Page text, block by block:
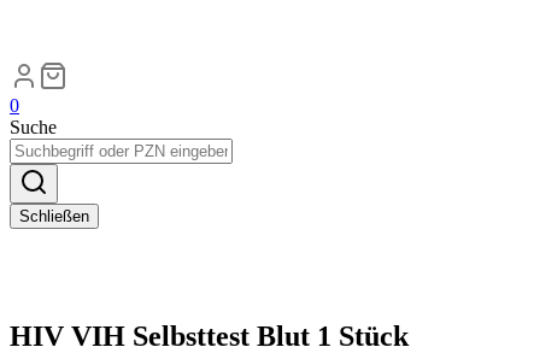
0
Suche
Schließen
HIV VIH Selbsttest Blut 1 Stück